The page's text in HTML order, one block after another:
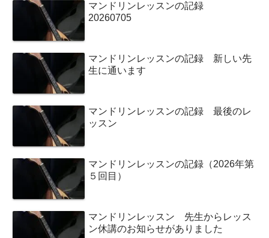
マンドリンレッスンの記録
20260705
マンドリンレッスンの記録 新しい先
生に通います
マンドリンレッスンの記録 最後のレ
ッスン
マンドリンレッスンの記録（2026年第
５回目）
マンドリンレッスン 先生からレッス
ン休講のお知らせがありました